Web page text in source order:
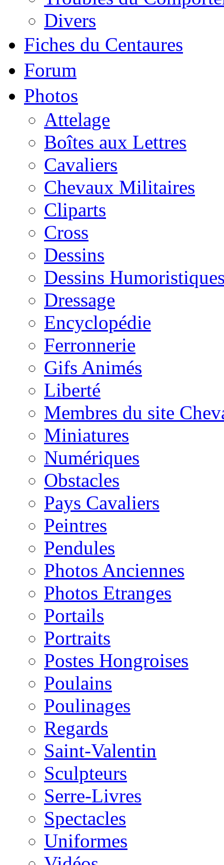
Divers
Fiches du Centaures
Forum
Photos
Attelage
Boîtes aux Lettres
Cavaliers
Chevaux Militaires
Cliparts
Cross
Dessins
Dessins
Dressage
Encyclopédie
Ferronnerie
Gifs Animés
Liberté
Membres du site
Miniatures
Numériques
Obstacles
Pays Cavaliers
Peintres
Pendules
Photos Anciennes
Photos Etranges
Portails
Portraits
Postes Hongroises
Poulains
Poulinages
Regards
Saint-Valentin
Sculpteurs
Serre-Livres
Spectacles
Uniformes